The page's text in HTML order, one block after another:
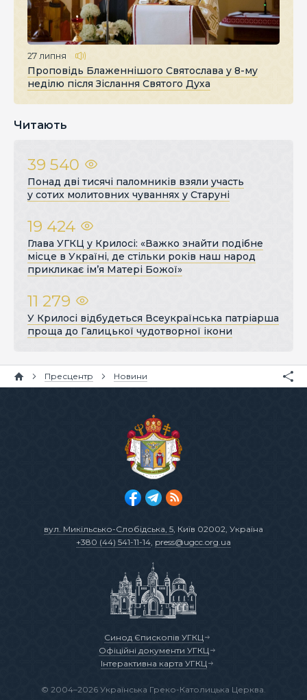
27 липня
Проповідь Блаженнішого Святослава у 8-му
неділю після Зіслання Святого Духа
Читають
39 540
Понад дві тисячі паломників взяли участь
у сотих молитовних чуваннях у Старуні
19 424
Глава УГКЦ у Крилосі: «Важко знайти подібне
місце в Україні, де стільки років наш народ
прикликає ім’я Матері Божої»
11 279
У Крилосі відбудеться Всеукраїнська патріарша
проща до Галицької чудотворної ікони
Пресцентр Новини
вул. Микільсько-Слобідська, 5, Київ 02002, Україна
+380 (44) 541-11-14, press@ugcc.org.ua
Синод Єпископів УГКЦ
Офіційні документи УГКЦ
Інтерактивна карта УГКЦ
© 2004–2026 Українська Греко-Католицька Церква.